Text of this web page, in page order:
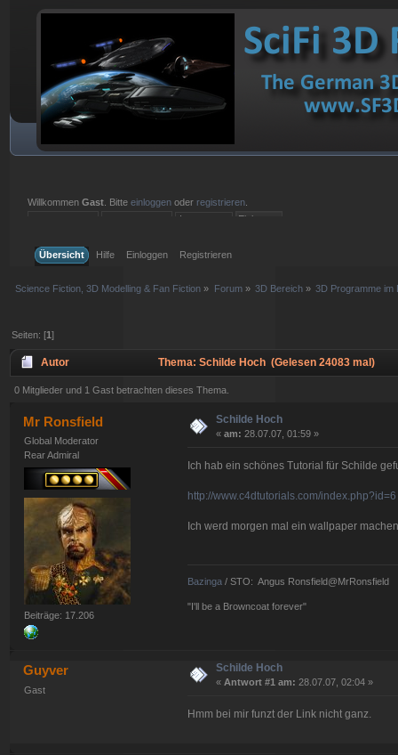
WillkommenGast . Bitteeinloggen oder registrieren
Übersicht
Hilfe Einloggen Registrieren
Science Fiction, 3D Modelling & Fan Fiction » Forum» 3D Bereich » 3D Programme im
Seiten: [1]
Autor Thema: Schilde Hoch (Gelesen 24083 mal)
0 Mitglieder und 1 Gast betrachten dieses Thema.
Mr Ronsfield
Global Moderator
Rear Admiral
Beiträge: 17.206
Schilde Hoch
«am: 28.07.07, 01:59 »
Ich hab ein schönes Tutorial für Schilde
http://www.c4dtutorials.com/index.php?id=6
Ich werd morgen mal ein wallpaper
Bazinga/ STO: Angus Ronsfield@MrRonsfield
"I'll be a Browncoat forever"
Guyver
Gast
Schilde Hoch
« Antwort #1 am: 28.07.07, 02:04 »
Hmm bei mir funzt der Link nicht ganz.